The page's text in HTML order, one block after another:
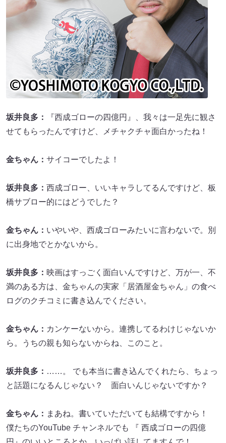
坂井良多：
『西成ゴローの四億円』、我々は一足先に観さ
せてもらったんですけど、メチャクチャ面白かったね！
金ちゃん： サイコーでしたよ！
坂井良多： 西成ゴロー、いいキャラしてるんですけど、板
橋サブロー的にはどうでした？
金ちゃん： いやいや、西成ゴローみたいに言わないで。別
に出身地でとかないから。
坂井良多： 映画はすっごく面白いんですけど、万が一、不
満のある方は、金ちゃんの実家「居酒屋金ちゃん」の食べ
ログのクチコミに書き込んでください。
金ちゃん： カンケーないから。連携してるわけじゃないか
ら。うちの親も知らないからね、このこと。
坂井良多： ……。 でも本当に書き込んでくれたら、ちょっ
と話題になるんじゃない？ 面白いんじゃないですか？
金ちゃん： まあね。書いていただいても結構ですから！
僕たちのYouTube チャンネルでも 『 西成ゴローの四億